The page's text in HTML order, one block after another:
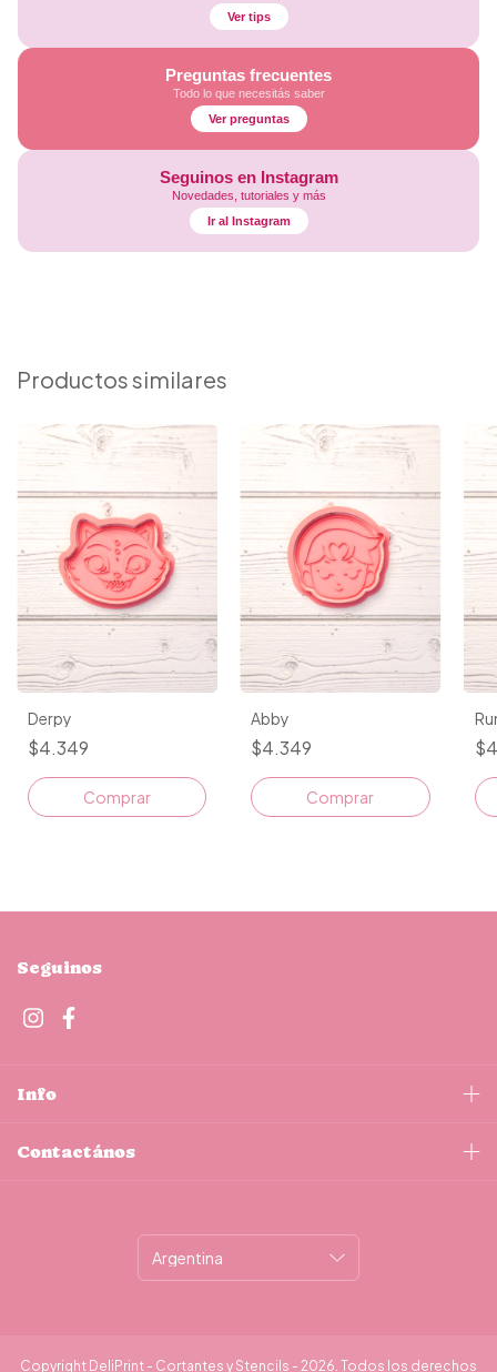
Ver tips
Preguntas frecuentes
Todo lo que necesitás saber
Ver preguntas
Seguinos en Instagram
Novedades, tutoriales y más
Ir al Instagram
Productos similares
Derpy
$4.349
Comprar
Abby
$4.349
Comprar
Seguinos
Info
Contactános
Copyright DeliPrint - Cortantes y Stencils - 2026. Todos los derechos